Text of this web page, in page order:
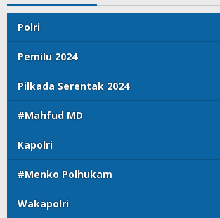
Polri
Pemilu 2024
Pilkada Serentak 2024
#Mahfud MD
Kapolri
#Menko Polhukam
Wakapolri